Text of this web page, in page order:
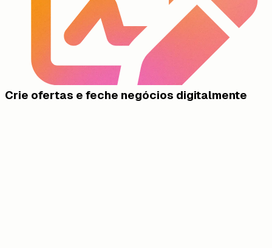
Crie ofertas e feche negócios digitalmente